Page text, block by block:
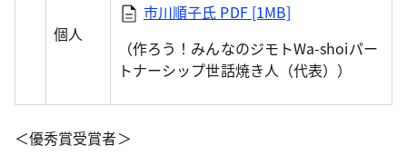
個人
市川順子氏 PDF [1MB]
（作ろう！みんなのジモトWa-shoiパー
トナーシップ世話焼き人（代表））
＜優秀賞受賞者＞